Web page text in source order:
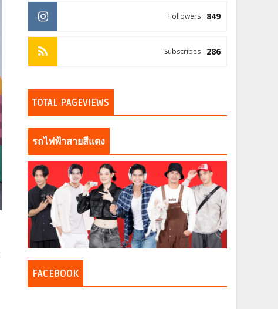
849
Followers
286
Subscribes
TOTAL PAGEVIEWS
รถไฟฟ้าสายสีแดง
FACEBOOK